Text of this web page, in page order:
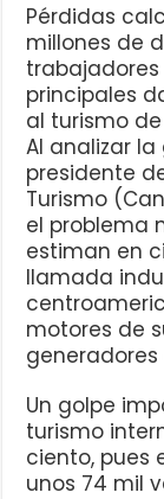
Pérdidas
millones de
principales
al turismo
Al analizar
presidente
Turismo
el problema
estiman en
llamada
motores de
Un golpe
turismo
ciento, pues
unos 74 mil